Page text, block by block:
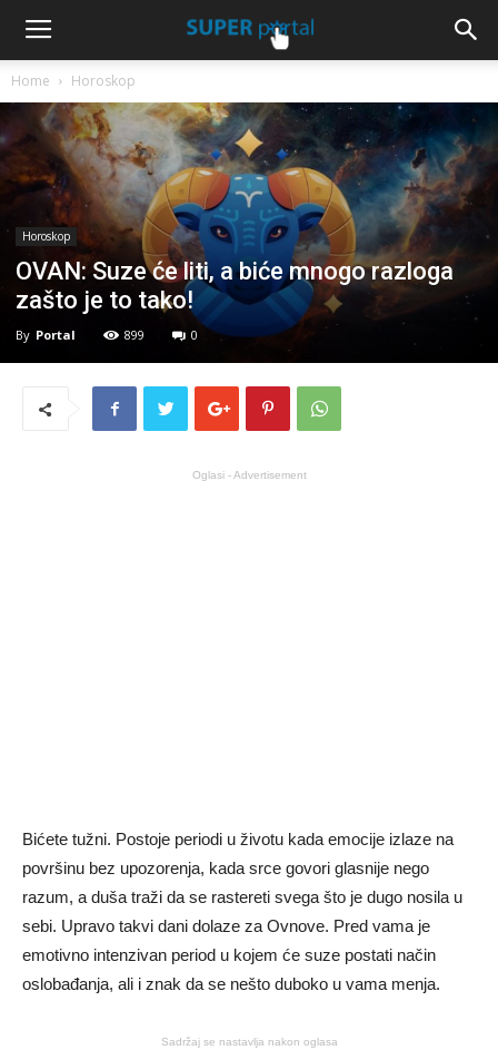
Home Horoskop
Horoskop
OVAN: Suze će liti, a biće mnogo razloga
zašto je to tako!
By Portal 899 0
Oglasi - Advertisement
Bićete tužni. Postoje periodi u životu kada emocije izlaze na
površinu bez upozorenja, kada srce govori glasnije nego
razum, a duša traži da se rastereti svega što je dugo nosila u
sebi. Upravo takvi dani dolaze za Ovnove. Pred vama je
emotivno intenzivan period u kojem će suze postati način
oslobađanja, ali i znak da se nešto duboko u vama menja.
Sadržaj se nastavlja nakon oglasa